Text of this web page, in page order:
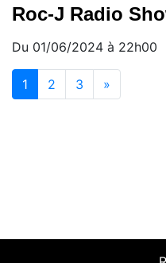
Roc-J Radio
Du 01/06/2024 à 22h00
1 (current)
2 3 »